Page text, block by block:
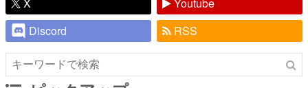
Discord
RSS